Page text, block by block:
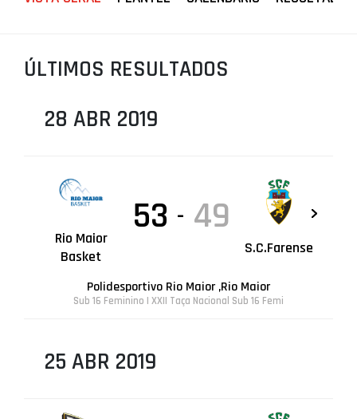
LIGA BETCLIC MASCULINA
LIGA BETCLIC FEMININA
ÚLTIMOS RESULTADOS
28 ABR 2019
Rio Maior
Basket
53 - 49
S.C.Farense
Polidesportivo Rio Maior ,Rio Maior
Sub 16 Feminino | XXII Taça Nacional Sub 16 Femi
25 ABR 2019